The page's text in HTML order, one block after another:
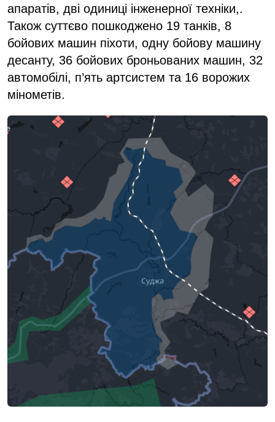
апаратів, дві одиниці інженерної техніки,.
Також суттєво пошкоджено 19 танків, 8
бойових машин піхоти, одну бойову машину
десанту, 36 бойових броньованих машин, 32
автомобілі, п’ять артсистем та 16 ворожих
мінометів.